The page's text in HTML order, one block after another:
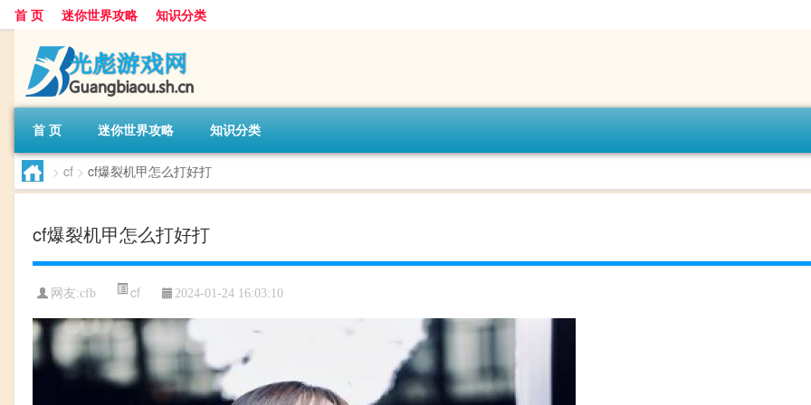
首 页 迷你世界攻略 知识分类
首 页 迷你世界攻略 知识分类
> cf > cf爆裂机甲怎么打好打
cf爆裂机甲怎么打好打
网友:cfb cf 2024-01-24 16:03:10